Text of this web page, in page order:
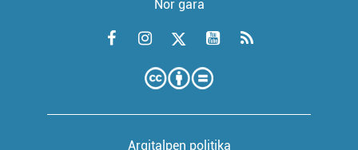
Nor gara
Argitalpen politika